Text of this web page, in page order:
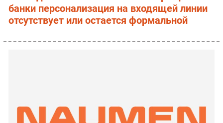
банки персонализация на входящей линии
отсутствует или остается формальной